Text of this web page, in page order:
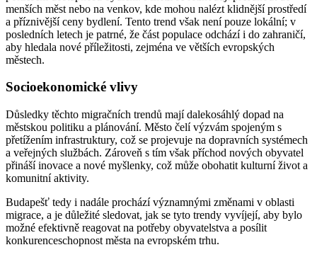
menších měst nebo na venkov, kde mohou nalézt klidnější prostředí
a příznivější ceny bydlení. Tento trend však není pouze lokální; v
posledních letech je patrné, že část populace odchází i do zahraničí,
aby hledala nové příležitosti, zejména ve větších evropských
městech.
Socioekonomické vlivy
Důsledky těchto migračních trendů mají dalekosáhlý dopad na
městskou politiku a plánování. Město čelí výzvám spojeným s
přetížením infrastruktury, což se projevuje na dopravních systémech
a veřejných službách. Zároveň s tím však příchod nových obyvatel
přináší inovace a nové myšlenky, což může obohatit kulturní život a
komunitní aktivity.
Budapešť tedy i nadále prochází významnými změnami v oblasti
migrace, a je důležité sledovat, jak se tyto trendy vyvíjejí, aby bylo
možné efektivně reagovat na potřeby obyvatelstva a posílit
konkurenceschopnost města na evropském trhu.